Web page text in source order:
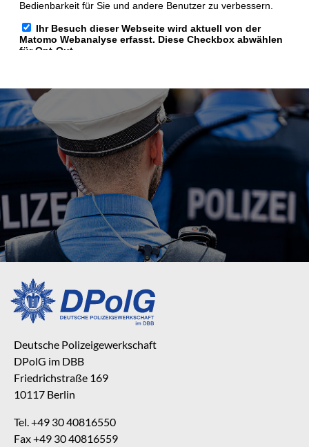
Deutsche Polizeigewerkschaft
DPolG im DBB
Friedrichstraße 169
10117 Berlin
Tel. +49 30 40816550
Fax +49 30 40816559